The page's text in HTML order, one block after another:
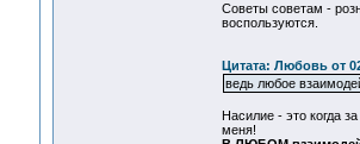
Советы советам -
воспользуются.
Цитата: Любовь от
ведь любое
Насилие - это когда
меня!